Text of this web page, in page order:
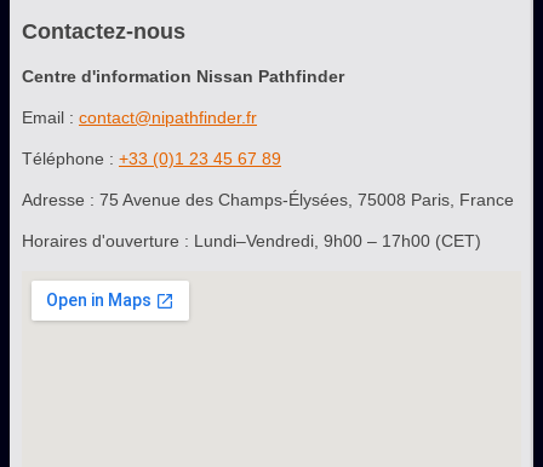
Contactez-nous
Centre d'information Nissan Pathfinder
Email : contact@nipathfinder.fr
Téléphone : +33 (0)1 23 45 67 89
Adresse : 75 Avenue des Champs-Élysées, 75008 Paris, France
Horaires d'ouverture : Lundi–Vendredi, 9h00 – 17h00 (CET)